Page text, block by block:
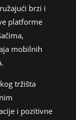
brzi i
platforme
mobilnih
tržišta
i pozitivne